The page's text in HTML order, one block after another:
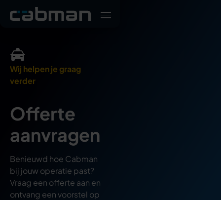
Wij helpen je graag
verder
Offerte
aanvragen
Benieuwd hoe Cabman
bij jouw operatie past?
Vraag een offerte aan en
ontvang een voorstel op